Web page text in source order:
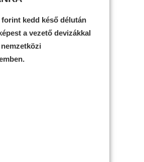
kedd késő délután
a vezető devizákkal